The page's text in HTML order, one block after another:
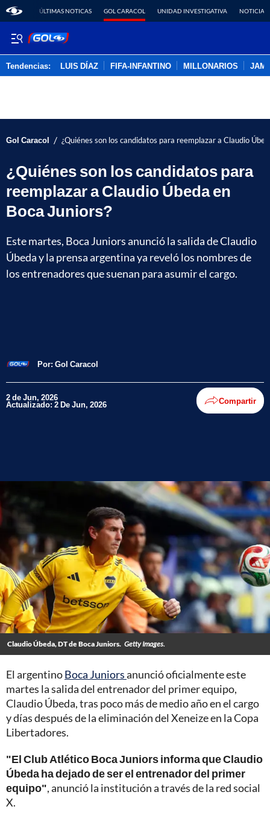
ÚLTIMAS NOTICAS GOL CARACOL UNIDAD INVESTIGATIVA NOTICIAS
Tendencias: LUIS DÍAZ FIFA-INFANTINO MILLONARIOS
Gol Caracol / ¿Quiénes son los candidatos para reemplazar a Claudio
¿Quiénes son los candidatos para
reemplazar a Claudio Úbeda en
Boca Juniors?
Este martes, Boca Juniors anunció la salida de Claudio
Úbeda y la prensa argentina ya reveló los nombres de
los entrenadores que suenan para asumir el cargo.
Por: Gol Caracol
2 de Jun, 2026
Actualizado: 2 De Jun, 2026 Compartir
Claudio Úbeda, DT de Boca Juniors. Getty Images.
El argentinoBoca Juniorsanunció oficialmente este
martes la salida del entrenador del primer equipo,
Claudio Úbeda, tras poco más de medio año en el cargo
y días después de la eliminación del Xeneize en la Copa
Libertadores.
"El Club Atlético Boca Juniors informa que Claudio
Úbeda ha dejado de ser el entrenador del primer
equipo", anunció la institución a través de la red social
X.